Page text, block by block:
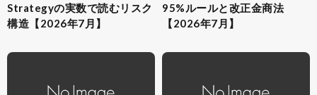
Strategyの実数で読むリスク
構造【2026年7月】
95%ルールと改正金商法
【2026年7月】